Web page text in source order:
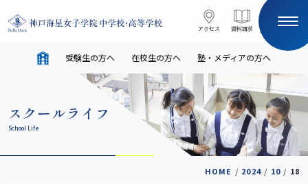
アクセス 資料請求
アクセス 資料請求
HOME
在校生の方へ
受験生の方へ 在校生の方へ 塾・メディアの方へ
スクールライフ
School Life
HOME / 2024 / 10 / 18